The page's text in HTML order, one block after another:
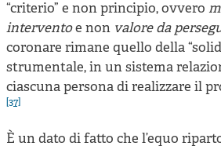
“criterio” e non principio, ovvero
interventoe non valore da
coronare rimane quello della
strumentale, in un sistema
ciascuna persona di realizzare il
[37]
È un dato di fatto che l’equo